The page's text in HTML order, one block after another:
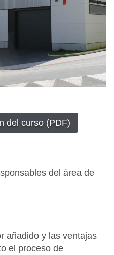
del curso (PDF)
del área de
añadido y las ventajas
el proceso de